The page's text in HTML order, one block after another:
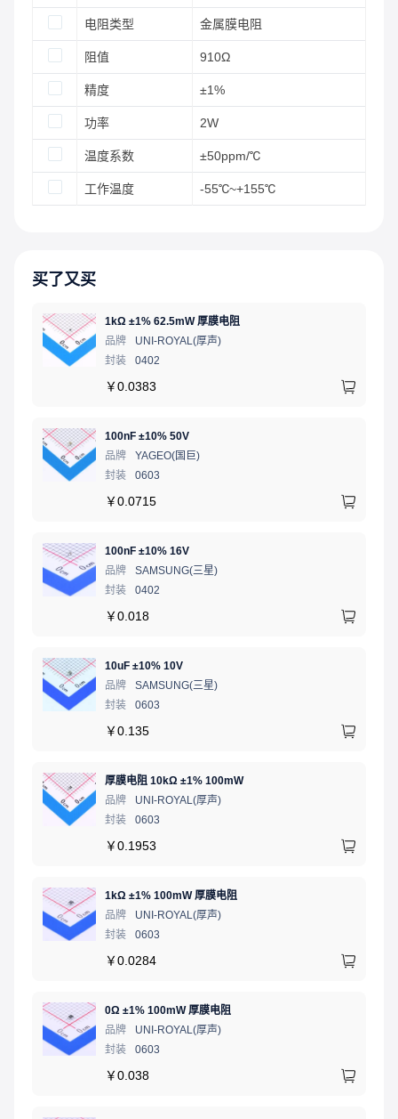
电阻类型 金属膜电阻
阻值 910Ω
精度 ±1%
功率 2W
温度系数 ±50ppm/℃
工作温度 -55℃~+155℃
买了又买
1kΩ ±1% 62.5mW 厚膜电阻
品牌
UNI-ROYAL(厚声)
封装
0402
￥0.0383
100nF ±10% 50V
品牌
YAGEO(国巨)
封装
0603
￥0.0715
100nF ±10% 16V
品牌
SAMSUNG(三星)
封装
0402
￥0.018
10uF ±10% 10V
品牌
SAMSUNG(三星)
封装
0603
￥0.135
厚膜电阻 10kΩ ±1% 100mW
品牌
UNI-ROYAL(厚声)
封装
0603
￥0.1953
1kΩ ±1% 100mW 厚膜电阻
品牌
UNI-ROYAL(厚声)
封装
0603
￥0.0284
0Ω ±1% 100mW 厚膜电阻
品牌
UNI-ROYAL(厚声)
封装
0603
￥0.038